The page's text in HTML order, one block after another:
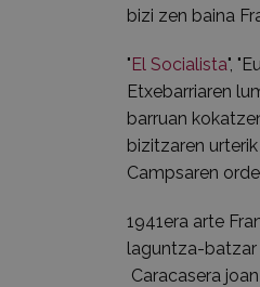
bizi zen baina
"El Socialista",
Etxebarriaren
barruan
bizitzaren
Campsaren
1941era arte
laguntza-batzar
Caracasera